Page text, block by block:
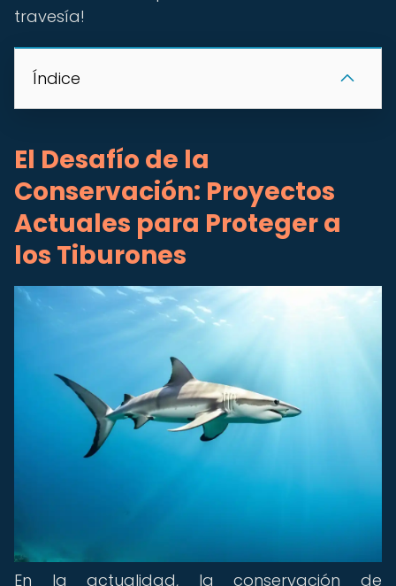
travesía!
Índice
El Desafío de la
Conservación: Proyectos
Actuales para Proteger a
los Tiburones
En la actualidad, la conservación de